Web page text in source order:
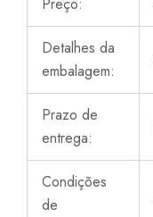
Detalhes da
embalagem:
Prazo de
entrega:
Condições
de